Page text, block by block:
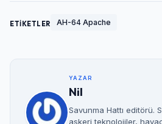
ETİKETLER AH-64 Apache
YAZAR
Nil
Savunma Hattı editörü.
askeri teknolojiler,